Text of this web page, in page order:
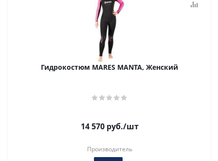
Гидрокостюм MARES MANTA, Женский
14 570руб./шт
Производитель